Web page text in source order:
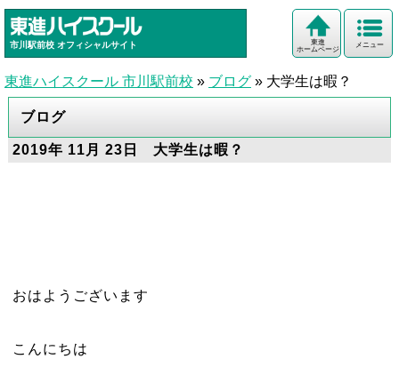
市川駅前校 オフィシャルサイト メニュー
東進
ホームページ
東進ハイスクール 市川駅前校 » ブログ » 大学生は暇？
ブログ
2019年 11月 23日 大学生は暇？
おはようございます
こんにちは